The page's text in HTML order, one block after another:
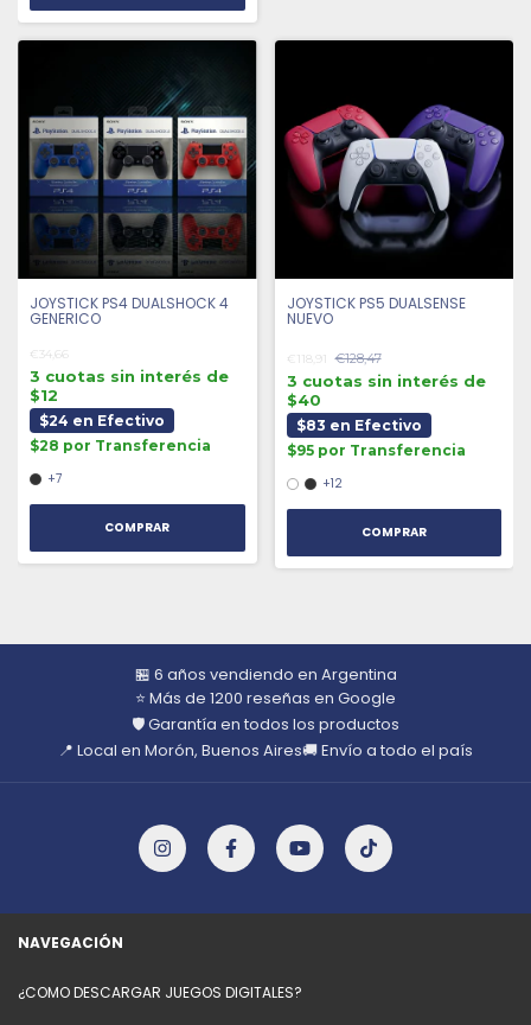
JOYSTICK PS4 DUALSHOCK 4
GENERICO
€34,66
3 cuotas sin interés de
$12
$24 en Efectivo
$28 por Transferencia
+7
COMPRAR
JOYSTICK PS5 DUALSENSE
NUEVO
€118,91 €128,47
3 cuotas sin interés de
$40
$83 en Efectivo
$95 por Transferencia
+12
COMPRAR
🏪 6 años vendiendo en Argentina
⭐ Más de 1200 reseñas en Google
🛡️ Garantía en todos los productos
📍 Local en Morón, Buenos Aires🚚 Envío a todo el país
NAVEGACIÓN
¿COMO DESCARGAR JUEGOS DIGITALES?